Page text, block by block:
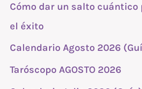
o
r
Cómo dar un salto
el éxito
Calendario Agosto 2026
Taróscopo AGOSTO 2026